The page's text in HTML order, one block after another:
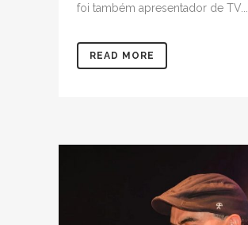
foi também apresentador de TV...
READ MORE